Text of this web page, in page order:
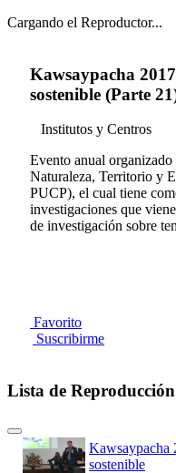
Cargando el Reproductor...
Kawsaypacha
sostenible (Parte
Institutos y Centros
Evento anual
Naturaleza, Territorio y
PUCP), el cual tiene
investigaciones que
de investigación sobre
Favorito
Suscribirme
Lista de Reproducción
Kawsaypacha
sostenible